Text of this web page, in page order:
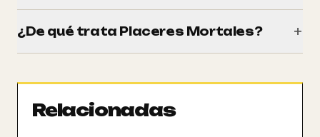
¿De qué trata Placeres Mortales? +
apartamento para usarlo como lugar de reunión con
Relacionadas